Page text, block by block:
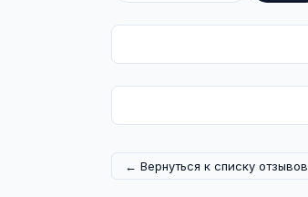
← Вернуться к списку отзывов